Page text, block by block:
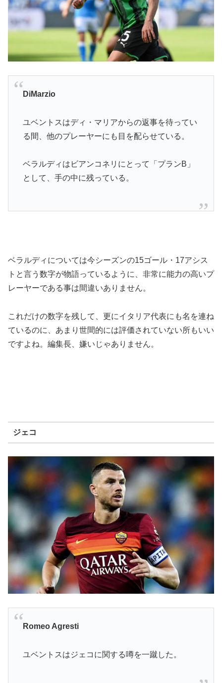
DiMarzio
ユベントスはディ・マリアからの返事を待ってい
る間、他のプレーヤーにも目を配らせている。
ベラルディはビアンコネリにとって「プランB」
として、手の中に残っている。
ベラルディについては今シーズンの15ゴール・17アシス
トと言う数字が物語っているように、非常に能力の高いプ
レーヤーである事は間違いありません。
これだけの数字を残して、更にイタリア代表にも名を連ね
ているのに、あまり世間的には評価されていない所もいい
ですよね。編集長、嫌いじゃありません。
ジェコ
Romeo Agresti
ユベントスはジェコに関する噂を一蹴した。